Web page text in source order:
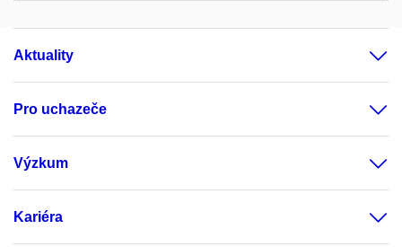
Aktuality
Pro uchazeče
Výzkum
Kariéra